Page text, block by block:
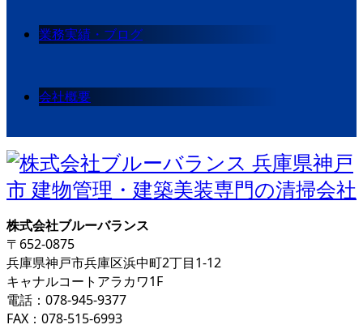
業務実績・ブログ
会社概要
株式会社ブルーバランス
〒652-0875
兵庫県神戸市兵庫区浜中町2丁目1-12
キャナルコートアラカワ1F
電話：078-945-9377
FAX：078-515-6993